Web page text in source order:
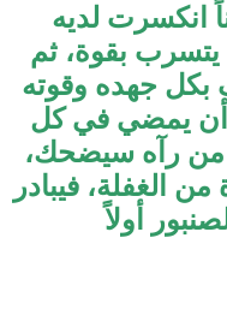
انكسرت لديه
يتسرب بقوة، ثم
جهده وقوته
أن يمضي في كل
من رآه سيضحك،
الغفلة، فيبادر
أولاً